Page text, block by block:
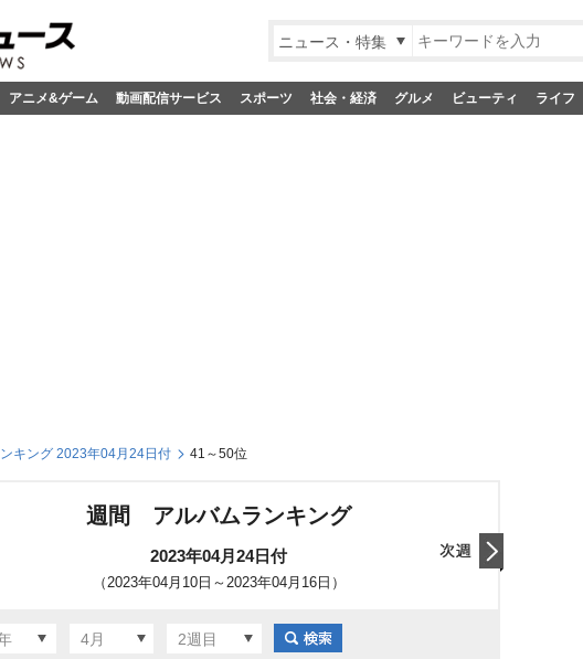
ニュース・特集
アニメ&ゲーム 動画配信サービス スポーツ 社会・経済 グルメ ビューティ ライフ
キング 2023年04月24日付 41～50位
週間 アルバムランキング
2023年04月24日付
（2023年04月10日～2023年04月16日）
4月 2週目